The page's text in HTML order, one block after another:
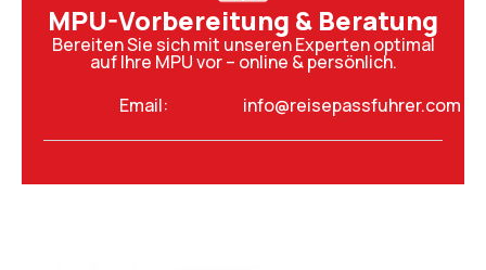
MPU-Vorbereitung & Beratung
Bereiten Sie sich mit unseren Experten optimal
auf Ihre MPU vor – online & persönlich.
Email:
info@reisepassfuhrer.com